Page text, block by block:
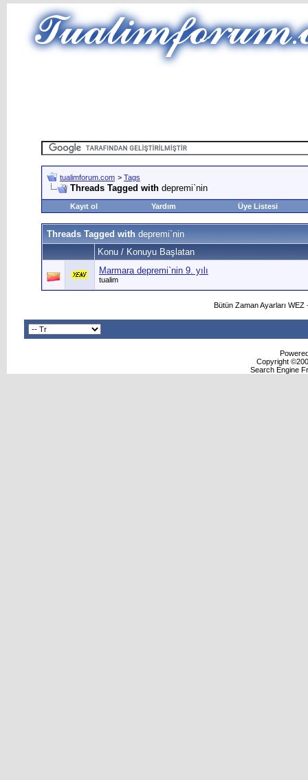
tualimforum.com > Tags
Threads Tagged with depremi`nin
Kayıt ol Yardım Üye Listesi
Threads Tagged with depremi`nin
Konu / Konuyu Başlatan
Marmara depremi`nin 9. yılı
tualim
Bütün Zaman Ayarları
Copyright
Search Engine